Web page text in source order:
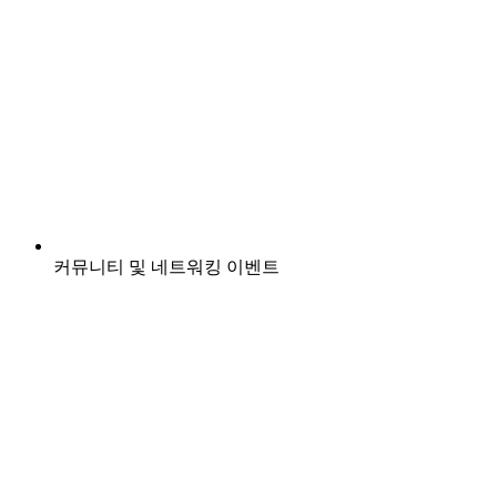
커뮤니티 및 네트워킹 이벤트